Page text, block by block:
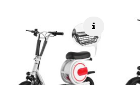
Rýchle info